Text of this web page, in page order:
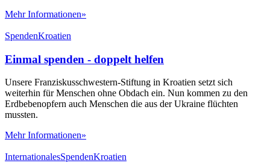
Mehr Informationen»
SpendenKroatien
Einmal spenden - doppelt helfen
Unsere Franziskusschwestern-Stiftung in Kroatien setzt sich
weiterhin für Menschen ohne Obdach ein. Nun kommen zu den
Erdbebenopfern auch Menschen die aus der Ukraine flüchten
mussten.
Mehr Informationen»
InternationalesSpendenKroatien